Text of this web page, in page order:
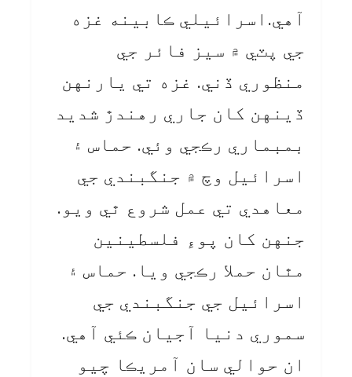
آهي.اسرائيلي ڪابينه غزه
جي پٽي ۾ سيز فائر جي
منظوري ڏني. غزه تي يارنهن
ڏينهن کان جاري رهندڙ شديد
بمبماري رڪجي وئي. حماس ۽
اسرائيل وچ ۾ جنگبندي جي
معاهدي تي عمل شروع ٿي ويو.
جنهن کان پوءِ فلسطينين
مٿان حملا رڪجي ويا. حماس ۽
اسرائيل جي جنگبندي جي
سموري دنيا آجيان ڪئي آهي.
ان حوالي سان آمريڪا چيو